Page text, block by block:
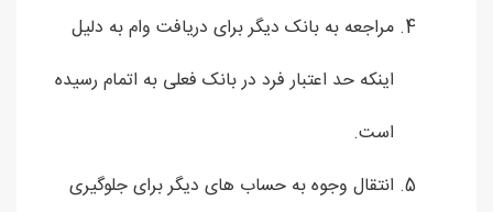
مراجعه به بانک دیگر برای دریافت وام به دلیل
اینکه حد اعتبار فرد در بانک فعلی به اتمام رسیده
است.
انتقال وجوه به حساب های دیگر برای جلوگیری